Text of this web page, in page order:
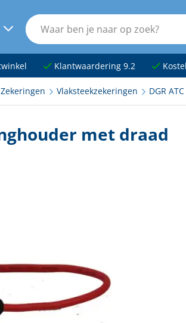
Klantwaardering 9.2
Zekeringen Vlaksteekzekeringen DGR
met draad